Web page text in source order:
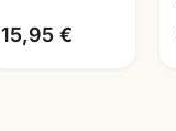
15,95 €